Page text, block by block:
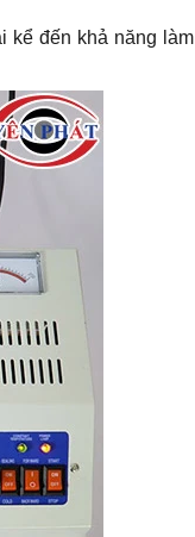
kể đến khả năng làm